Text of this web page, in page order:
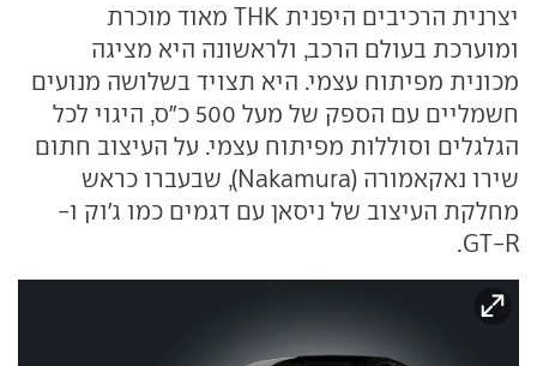
יצרנית הרכיבים היפנית THK מאוד מוכרת
ומוערכת בעולם הרכב, ולראשונה היא מציגה
מכונית מפיתוח עצמי. היא תצויד בשלושה מנועים
חשמליים עם הספק של מעל 500 כ"ס, היגוי לכל
הגלגלים וסוללות מפיתוח עצמי. על העיצוב חתום
שירו נאקאמורה (Nakamura), שבעברו כראש
מחלקת העיצוב של ניסאן עם דגמים כמו ג'וק ו-
GT-R.